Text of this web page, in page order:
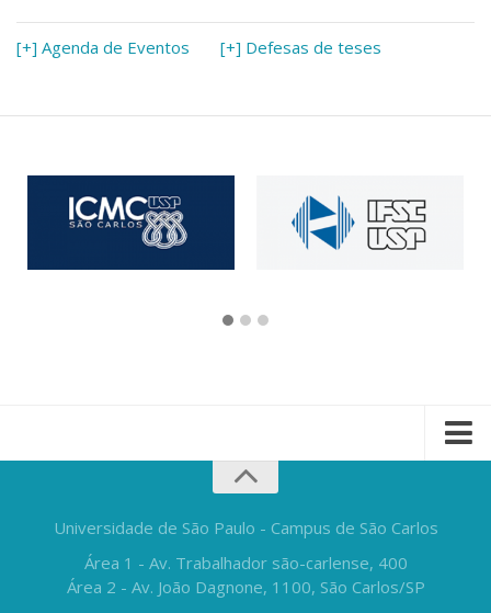
[+] Agenda de Eventos [+] Defesas de teses
Universidade de São Paulo - Campus de São Carlos
Área 1 - Av. Trabalhador são-carlense, 400
Área 2 - Av. João Dagnone, 1100, São Carlos/SP